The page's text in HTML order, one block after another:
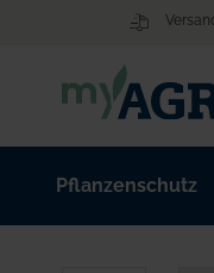
Pflanzenschutz